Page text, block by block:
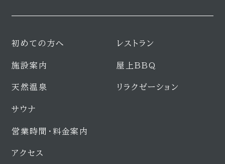
初めての方へ
施設案内
天然温泉
サウナ
レストラン
屋上BBQ
リラクゼーション
営業時間・料金案内
アクセス